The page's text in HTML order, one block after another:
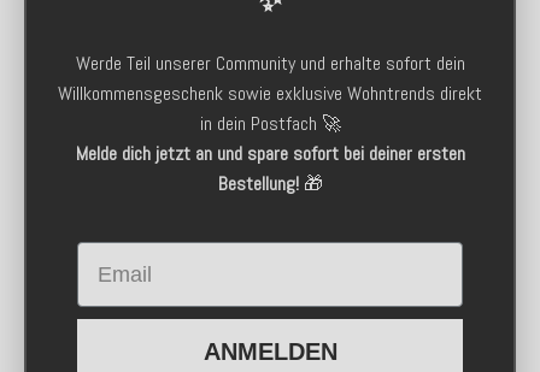
Werde Teil unserer Community und erhalte sofort dein
Willkommensgeschenk sowie exklusive Wohntrends direkt
in dein Postfach 🚀
Melde dich jetzt an und spare sofort bei deiner ersten
Bestellung!🎁
Email
ANMELDEN